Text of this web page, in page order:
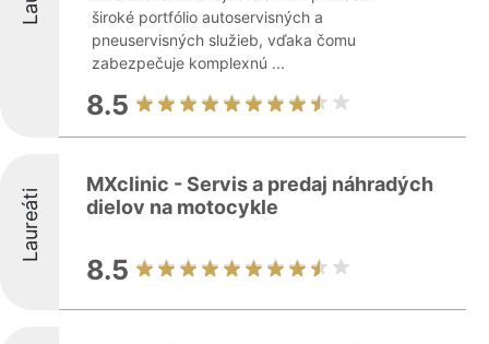
široké portfólio autoservisných a
pneuservisných služieb, vďaka čomu
zabezpečuje komplexnú ...
8.5
Laureáti
MXclinic - Servis a predaj náhradých
dielov na motocykle
8.5